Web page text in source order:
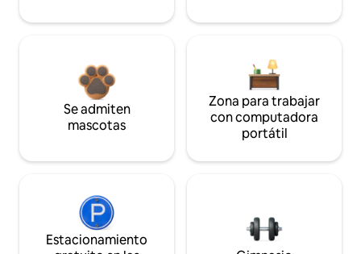
Se admiten
mascotas
Zona para trabajar
con computadora
portátil
Estacionamiento